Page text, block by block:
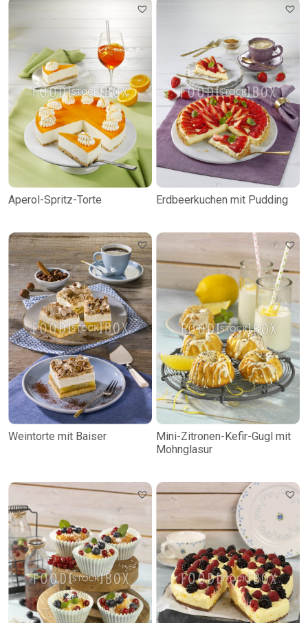
Aperol-Spritz-Torte Erdbeerkuchen mit Pudding
Weintorte mit Baiser
Mini-Zitronen-Kefir-Gugl mit
Mohnglasur